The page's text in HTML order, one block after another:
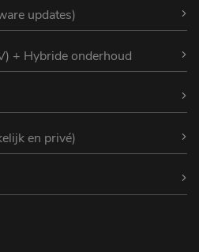
updates)
+ Hybride onderhoud
en privé)